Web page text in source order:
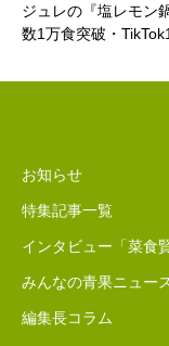
ジュレの『塩レモン
数1万食突破・
1kg ＆ しゃぶしゃぶ
お知らせ
特集記事一覧
インタビュー「菜食
みんなの青果ニュー
編集長コラム